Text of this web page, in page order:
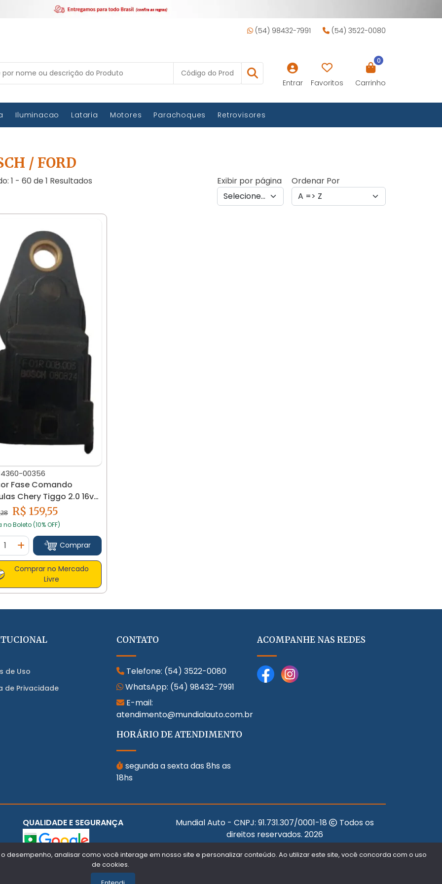
(54) 98432-7991 (54) 3522-0080
Entrar Favoritos
0
Carrinho
Iluminacao Lataria Motores Parachoques Retrovisores
/ FORD
1 - 60 de 1 Resultados Exibir por página Ordenar Por
00356
Fase Comando
Chery Tiggo 2.0 16v
2015
R$ 159,55
Boleto (10% OFF)
Quantidade
Adicionar Quantidade
Comprar
Comprar no Mercado
Livre
de Uso
de Privacidade
CONTATO
Telefone: (54) 3522-0080
WhatsApp: (54) 98432-7991
E-mail:
atendimento@mundialauto.com.br
HORÁRIO DE ATENDIMENTO
segunda a sexta das 8hs as
18hs
ACOMPANHE NAS REDES
QUALIDADE E SEGURANÇA Mundial Auto - CNPJ: 91.731.307/0001-18
Todos os
direitos reservados. 2026
Desenvolvido Por:
analisar como você interage em nosso site e personalizar conteúdo. Ao utilizar este site, você concorda com o uso
de cookies.